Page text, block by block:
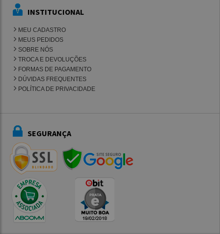
INSTITUCIONAL
MEU CADASTRO
MEUS PEDIDOS
SOBRE NÓS
TROCA E DEVOLUÇÕES
FORMAS DE PAGAMENTO
DÚVIDAS FREQUENTES
POLÍTICA DE PRIVACIDADE
SEGURANÇA